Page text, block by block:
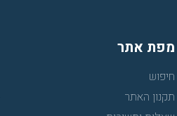
מפת אתר
חיפוש
תקנון האתר